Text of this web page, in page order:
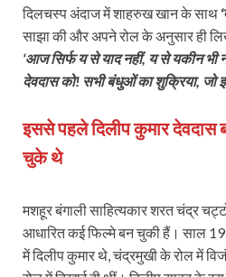
दिलचस्प अंदाज में शाहरुख खान के साथ
साझा की और अपने रोल के अनुसार ही
‘आज सिर्फ य से याद नहीं, य से यकीन भी
देवदास को! सभी बंधुओं का शुक्रिया, जो
इससे पहले दिलीप कुमार देवदास
चुके थे
मशहूर बंगाली साहित्यकार शरत चंद्र
आधारित कई फिल्मे बन चुकी हैं। साल
में दिलीप कुमार थे, चंद्रमुखी के रोल में